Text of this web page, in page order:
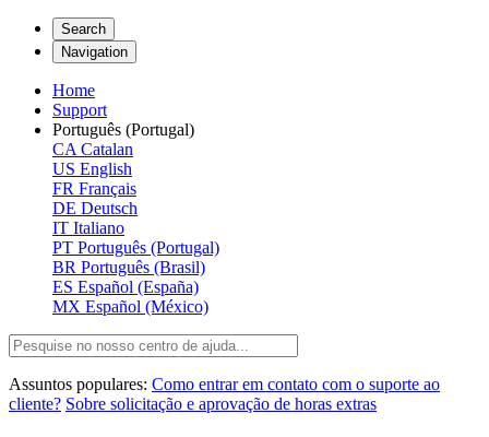
Search
Navigation
Home
Support
Português (Portugal)
CA Catalan
US English
FR Français
DE Deutsch
IT Italiano
PT Português (Portugal)
BR Português (Brasil)
ES Español (España)
MX Español (México)
Assuntos populares: Como entrar em contato com o suporte ao
cliente? Sobre solicitação e aprovação de horas extras